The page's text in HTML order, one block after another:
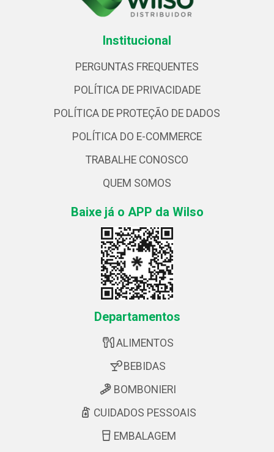
Institucional
PERGUNTAS FREQUENTES
POLÍTICA DE PRIVACIDADE
POLÍTICA DE PROTEÇÃO DE DADOS
POLÍTICA DO E-COMMERCE
TRABALHE CONOSCO
QUEM SOMOS
Baixe já o APP da Wilso
Departamentos
ALIMENTOS
BEBIDAS
BOMBONIERI
CUIDADOS PESSOAIS
EMBALAGEM